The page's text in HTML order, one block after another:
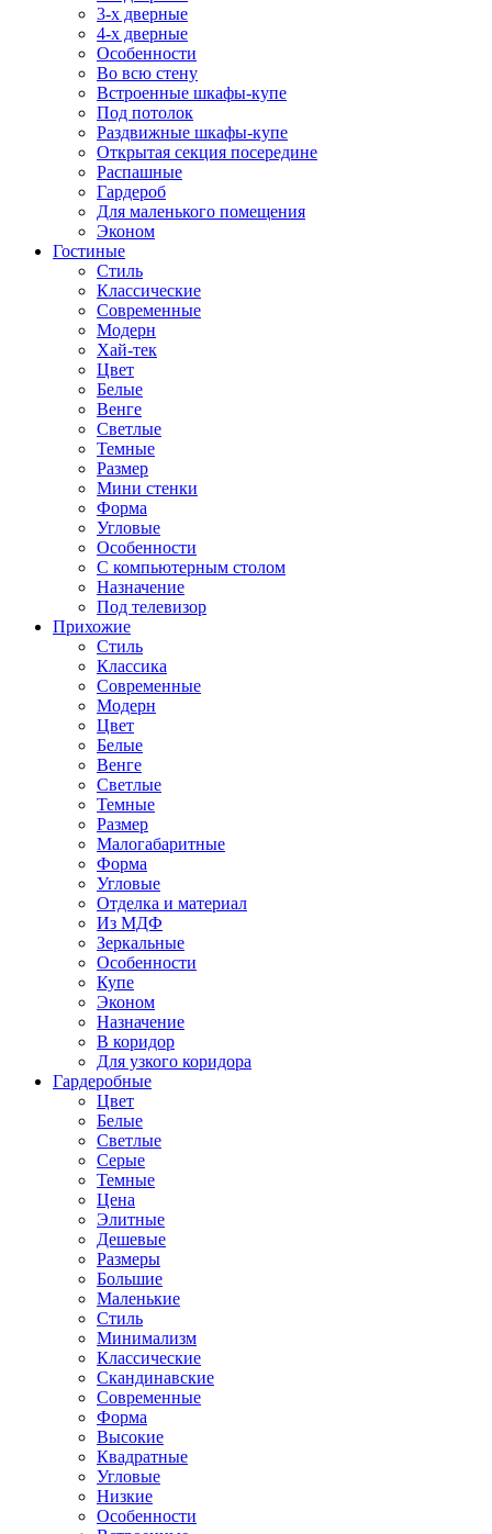
3-х дверные
4-х дверные
Особенности
Во всю стену
Встроенные шкафы-купе
Под потолок
Раздвижные шкафы-купе
Открытая секция посередине
Распашные
Гардероб
Для маленького помещения
Эконом
Гостиные
Стиль
Классические
Современные
Модерн
Хай-тек
Цвет
Белые
Венге
Светлые
Темные
Размер
Мини стенки
Форма
Угловые
Особенности
С компьютерным столом
Назначение
Под телевизор
Прихожие
Стиль
Классика
Современные
Модерн
Цвет
Белые
Венге
Светлые
Темные
Размер
Малогабаритные
Форма
Угловые
Отделка и материал
Из МДФ
Зеркальные
Особенности
Купе
Эконом
Назначение
В коридор
Для узкого коридора
Гардеробные
Цвет
Белые
Светлые
Серые
Темные
Цена
Элитные
Дешевые
Размеры
Большие
Маленькие
Стиль
Минимализм
Классические
Скандинавские
Современные
Форма
Высокие
Квадратные
Угловые
Низкие
Особенности